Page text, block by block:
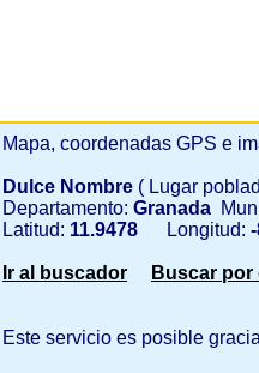
Mapa, coordenadas GPS e
Dulce Nombre ( Lugar
Departamento: Granada
Latitud: 11.9478 Longitud:
Ir al buscador Buscar por
Este servicio es posible